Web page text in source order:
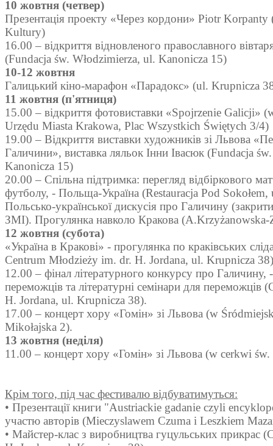
10 жовтня (четвер)
Презентація проекту «Через кордони» Piotr
Kultury)
16.00 – відкриття відновленого православного
(Fundacja św. Włodzimierza, ul. Kanonicza 15)
10-12 жовтня
Галицький кіно-марафон «Парадокс» (ul. Krupnicza
11 жовтня (п'ятниця)
15.00 – відкриття фотовиставки «Spojrzenie Galicji»
Urzędu Miasta Krakowa, Plac Wszystkich Świętych 3/4)
19.00 – Відкриття виставки художників зі Львова
Галичини», виставка ляльок Інни Івасюк (Fundacja
Kanonicza 15)
20.00 – Спільна підтримка: перегляд відбіркового
футболу, - Польща-Україна (Restauracja Pod
Польсько-української дискусія про Галичину
ЗМІ). Прогулянка навколо Кракова
12 жовтня (субота)
«Україна в Кракові» - прогулянка по краківських
Centrum Młodzieży im. dr. H. Jordana, ul. Krupnicza 38)
12.00 – фінал літературного конкурсу про Галичину,
переможців та літературні семінари для переможців
H. Jordana, ul. Krupnicza 38).
17.00 – концерт хору «Гомін» зі Львова (w
Mikołajska 2).
13 жовтня (неділя)
11.00 – концерт хору «Гомін» зі Львова (w cerkwi
Крім того, під час фестивалю відбуватимуться:
• Презентації книги "Austriackie gadanie czyli
участю авторів (Mieczyslawem Czuma i Leszkiem
• Майстер-клас з виробництва гуцульських прикрас